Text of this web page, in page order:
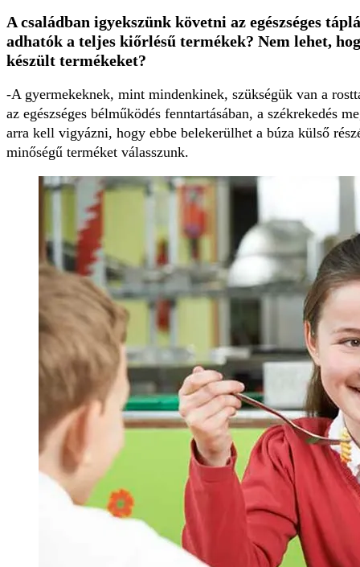
A családban igyekszünk követni az egészséges
adhatók a teljes kiőrlésű termékek? Nem lehet,
készült termékeket?
-A gyermekeknek, mint mindenkinek, szükségük van a
az egészséges bélműködés fenntartásában, a székrekedés
arra kell vigyázni, hogy ebbe belekerülhet a búza külső
minőségű terméket válasszunk.